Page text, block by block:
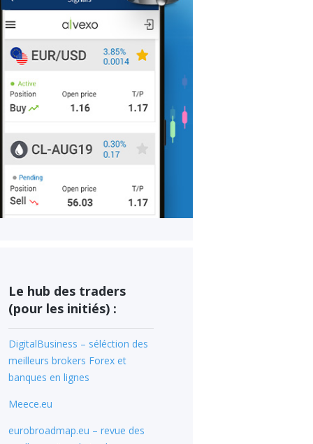
Le hub des traders
(pour les initiés) :
DigitalBusiness – séléction des
meilleurs brokers Forex et
banques en lignes
Meece.eu
eurobroadmap.eu – revue des